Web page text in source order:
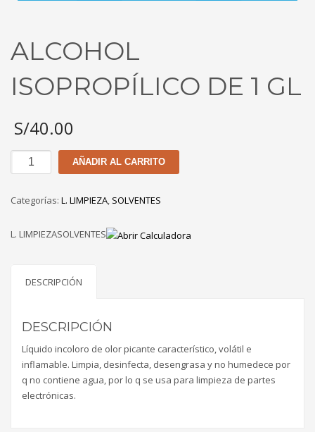
ALCOHOL
ISOPROPÍLICO DE 1 GL
S/40.00
ALCOHOL
ISOPROPÍLICO
1
cantidad
AÑADIR AL CARRITO
Categorías: L. LIMPIEZA, SOLVENTES
L. LIMPIEZASOLVENTES
DESCRIPCIÓN
DESCRIPCIÓN
Líquido incoloro de olor picante característico, volátil e
inflamable. Limpia, desinfecta, desengrasa y no humedece por
q no contiene agua, por lo q se usa para limpieza de partes
electrónicas.